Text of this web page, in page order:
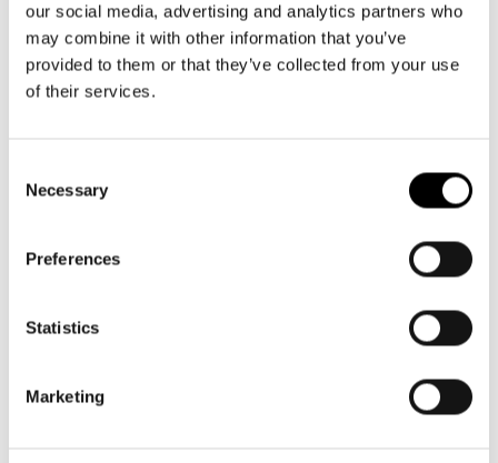
our social media, advertising and analytics partners who
may combine it with other information that you’ve
provided to them or that they’ve collected from your use
of their services.
Selection
Necessary
Preferences
Statistics
Marketing
Bestseller
carrybag
leo macchiato
Prezzo
59,95€
Bestseller
carrybag XS
leo macchiato